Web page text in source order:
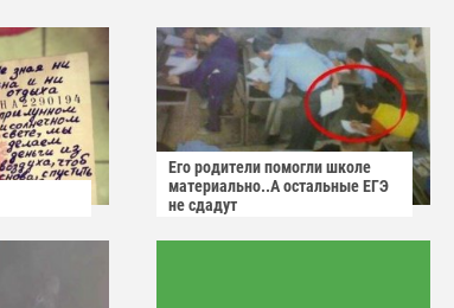
Его родители помогли школе
материально..А остальные ЕГЭ
не сдадут